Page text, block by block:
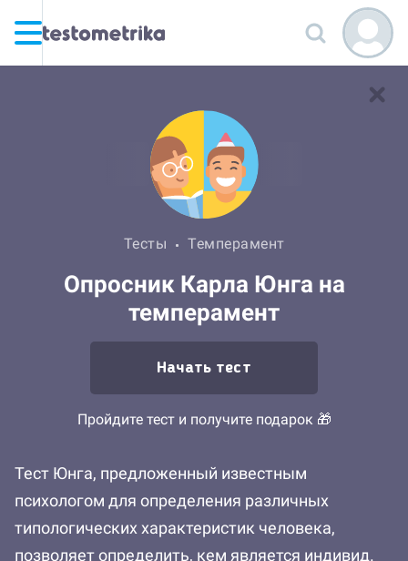
Тесты Темперамент
Опросник Карла Юнга на
темперамент
Начать тест
Пройдите тест и получите подарок 🎁
Тест Юнга, предложенный известным
психологом для определения различных
типологических характеристик человека,
позволяет определить, кем является индивид.